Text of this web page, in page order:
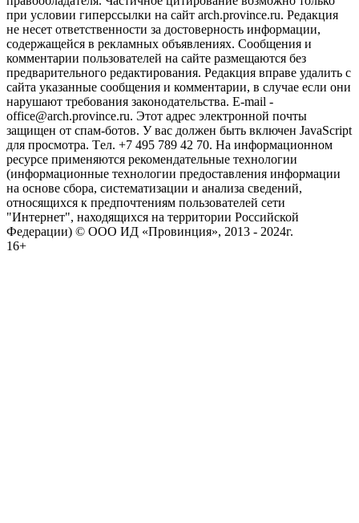
при условии гиперссылки на сайт arch.province.ru. Редакция
не несет ответственности за достоверность информации,
содержащейся в рекламных объявлениях. Сообщения и
комментарии пользователей на сайте размещаются без
предварительного редактирования. Редакция вправе удалить с
сайта указанные сообщения и комментарии, в случае если они
нарушают требования законодательства. E-mail -
office@arch.province.ru. Этот адрес электронной почты
защищен от спам-ботов. У вас должен быть включен JavaScript
для просмотра. Tел. +7 495 789 42 70. На информационном
ресурсе применяются рекомендательные технологии
(информационные технологии предоставления информации
на основе сбора, систематизации и анализа сведений,
относящихся к предпочтениям пользователей сети
"Интернет", находящихся на территории Российской
Федерации) © ООО ИД «Провинция», 2013 - 2024г.
16+